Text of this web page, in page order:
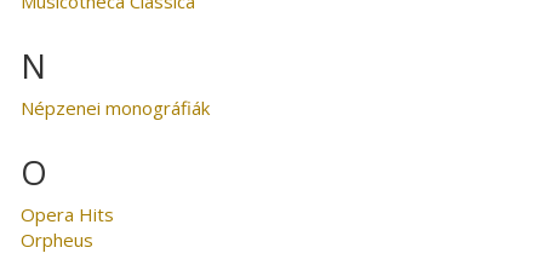
N
Népzenei monográfiák
O
Opera Hits
Orpheus